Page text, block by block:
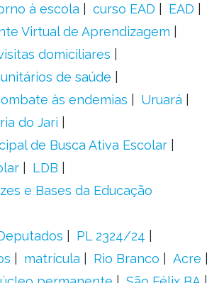
à escola curso EAD
EAD
Virtual de Aprendizagem
domiciliares
de saúde
às endemias
Uruará
do Jari
de Busca Ativa Escolar
LDB
e Bases da Educação
PL 2324/24
matrícula Rio Branco
Acre